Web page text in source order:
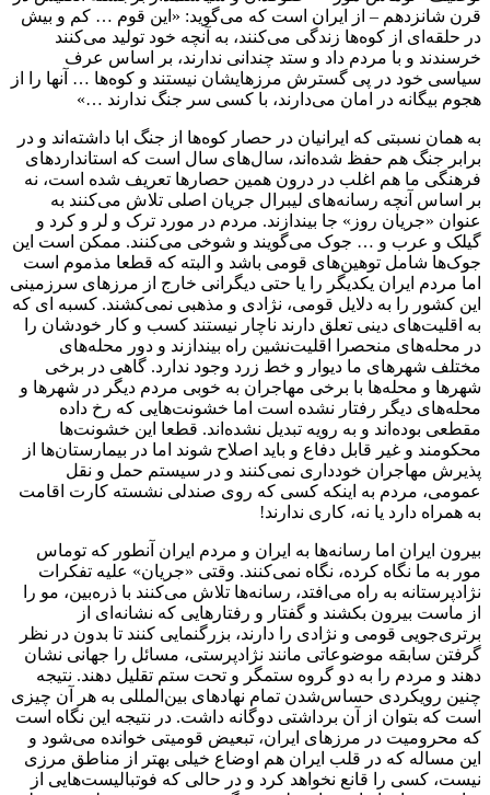
قرن شانزدهم – از ایران است که می‌گوید: «این قوم … کم و بیش
در حلقه‌ای از کوه‌ها زندگی می‌کنند، به آنچه خود تولید می‌کنند
خرسندند و با مردم داد و ستد چندانی ندارند، بر اساس عرف
سیاسی خود در پی گسترش مرزهایشان نیستند و کوه‌ها … آنها را از
هجوم بیگانه در امان می‌دارند، با کسی سر جنگ ندارند …»
به همان نسبتی که ایرانیان در حصار کوه‌ها از جنگ ابا داشته‌اند و در
برابر جنگ هم حفظ شده‌اند، سال‌های سال است که استانداردهای
فرهنگی ما هم اغلب در درون همین حصارها تعریف شده است، نه
بر اساس آنچه رسانه‌های لیبرال جریان اصلی تلاش می‌کنند به
عنوان «جریان روز» جا بیندازند. مردم در مورد ترک و لر و کرد و
گیلک و عرب و … جوک می‌گویند و شوخی می‌کنند. ممکن است این
جوک‌ها شامل توهین‌های قومی باشد و البته که قطعا مذموم است
اما مردم ایران یکدیگر را یا حتی دیگرانی خارج از مرزهای سرزمینی
این کشور را به دلایل قومی، نژادی و مذهبی نمی‌کشند. کسبه ای که
به اقلیت‌های دینی تعلق دارند ناچار نیستند کسب و کار خودشان را
در محله‌های منحصرا اقلیت‌نشین راه بیندازند و دور محله‌های
مختلف شهرهای ما دیوار و خط زرد وجود ندارد. گاهی در برخی
شهرها و محله‌ها با برخی مهاجران به خوبی مردم دیگر در شهرها و
محله‌های دیگر رفتار نشده است اما خشونت‌هایی که رخ داده
مقطعی بوده‌اند و به رویه تبدیل نشده‌اند. قطعا این خشونت‌ها
محکومند و غیر قابل دفاع و باید اصلاح شوند اما در بیمارستان‌ها از
پذیرش مهاجران خودداری نمی‌کنند و در سیستم حمل و نقل
عمومی، مردم به اینکه کسی که روی صندلی نشسته کارت اقامت
به همراه دارد یا نه، کاری ندارند!
بیرون ایران اما رسانه‌ها به ایران و مردم ایران آنطور که توماس
مور به ما نگاه کرده، نگاه نمی‌کنند. وقتی «جریان» علیه تفکرات
نژادپرستانه به راه می‌افتد، رسانه‌ها تلاش می‌کنند با ذره‌بین، مو را
از ماست بیرون بکشند و گفتار و رفتارهایی که نشانه‌ای از
برتری‌جویی قومی و نژادی را دارند، بزرگنمایی کنند تا بدون در نظر
گرفتن سابقه موضوعاتی مانند نژادپرستی، مسائل را جهانی نشان
دهند و مردم را به دو گروه ستمگر و تحت ستم تقلیل دهند. نتیجه
چنین رویکردی حساس‌شدن تمام نهادهای بین‌المللی به هر آن چیزی
است که بتوان از آن برداشتی دوگانه داشت. در نتیجه این نگاه است
که محرومیت در مرزهای ایران، تبعیض قومیتی خوانده می‌شود و
این مساله که در قلب ایران هم اوضاع خیلی بهتر از مناطق مرزی
نیست، کسی را قانع نخواهد کرد و در حالی که فوتبالیست‌هایی از